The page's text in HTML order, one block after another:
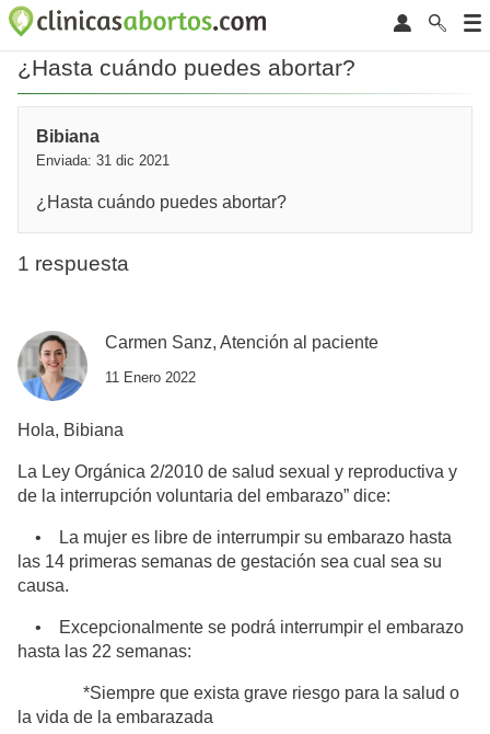
¿Hasta cuándo puedes abortar?
Bibiana
Enviada: 31 dic 2021
¿Hasta cuándo puedes abortar?
1 respuesta
Carmen Sanz, Atención al paciente
11 Enero 2022
Hola, Bibiana
La Ley Orgánica 2/2010 de salud sexual y reproductiva y
de la interrupción voluntaria del embarazo” dice:
• La mujer es libre de interrumpir su embarazo hasta
las 14 primeras semanas de gestación sea cual sea su
causa.
• Excepcionalmente se podrá interrumpir el embarazo
hasta las 22 semanas:
*Siempre que exista grave riesgo para la salud o
la vida de la embarazada